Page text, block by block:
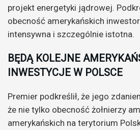
projekt energetyki jądrowej.
obecność amerykańskich
intensywna i szczególnie istotna.
BĘDĄ KOLEJNE
INWESTYCJE W POLSCE
Premier podkreślił, że jego
że nie tylko obecność żołnierzy
amerykańskich na terytorium